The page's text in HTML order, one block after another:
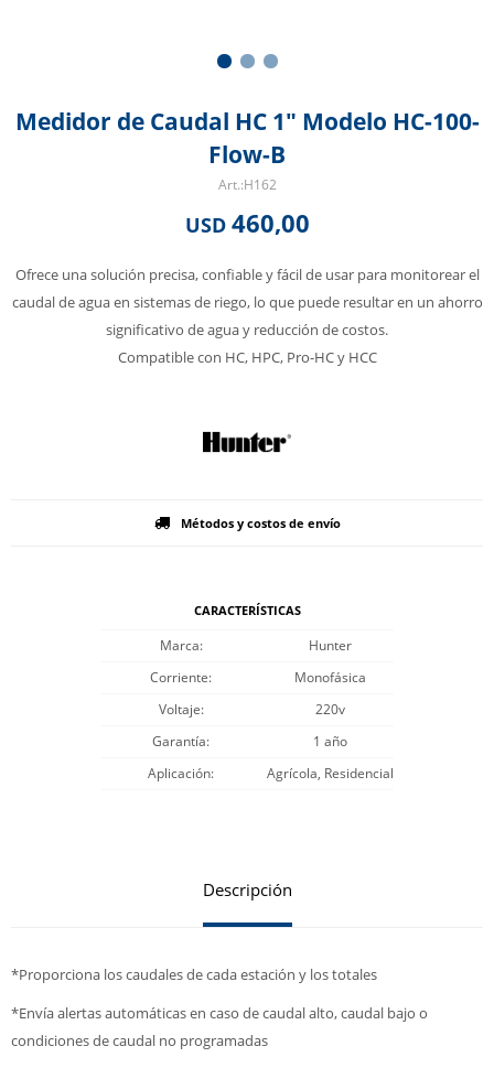
Medidor de Caudal HC 1" Modelo HC-100-
Flow-B
H162
USD 460,00
Ofrece una solución precisa, confiable y fácil de usar para monitorear el
caudal de agua en sistemas de riego, lo que puede resultar en un ahorro
significativo de agua y reducción de costos.
Compatible con HC, HPC, Pro-HC y HCC
Métodos y costos de envío
CARACTERÍSTICAS
Marca
Hunter
Corriente
Monofásica
Voltaje
220v
Garantía
1 año
Aplicación
Agrícola, Residencial
Descripción
*Proporciona los caudales de cada estación y los totales
*Envía alertas automáticas en caso de caudal alto, caudal bajo o
condiciones de caudal no programadas